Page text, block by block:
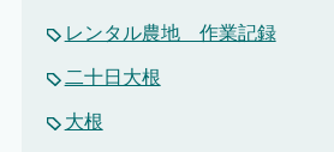
レンタル農地 作業記録
二十日大根
大根